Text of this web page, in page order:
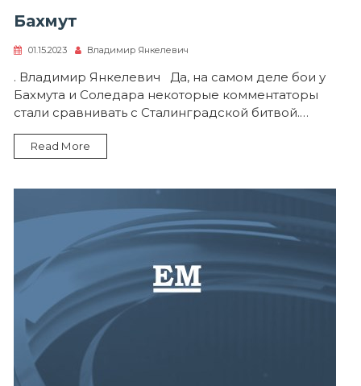
Бахмут
01.15.2023 Владимир Янкелевич
. Владимир Янкелевич Да, на самом деле бои у
Бахмута и Соледара некоторые комментаторы
стали сравнивать с Сталинградской битвой.…
Read More